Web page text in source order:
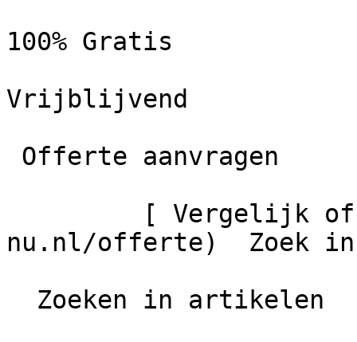
100% Gratis
Vrijblijvend
nu.nl/offerte)  Zoek